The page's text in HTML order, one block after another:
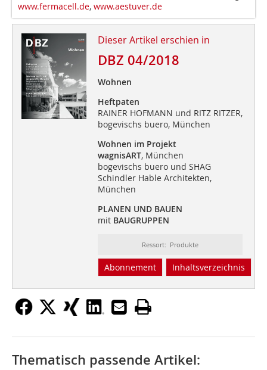
www.fermacell.de, www.aestuver.de
Dieser Artikel erschien in
DBZ 04/2018
Wohnen
Heftpaten
RAINER HOFMANN und RITZ RITZER,
bogevischs buero, München
Wohnen im Projekt
wagnisART, München
bogevischs buero und SHAG
Schindler Hable Architekten,
München
PLANEN UND BAUEN
mit BAUGRUPPEN
Ressort: Produkte
Abonnement Inhaltsverzeichnis
Thematisch passende Artikel: